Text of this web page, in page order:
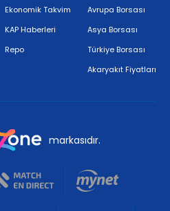
Ekonomik Takvim
KAP Haberleri
Repo
Avrupa Borsası
Asya Borsası
Türkiye Borsası
Akaryakıt Fiyatları
markasıdır.